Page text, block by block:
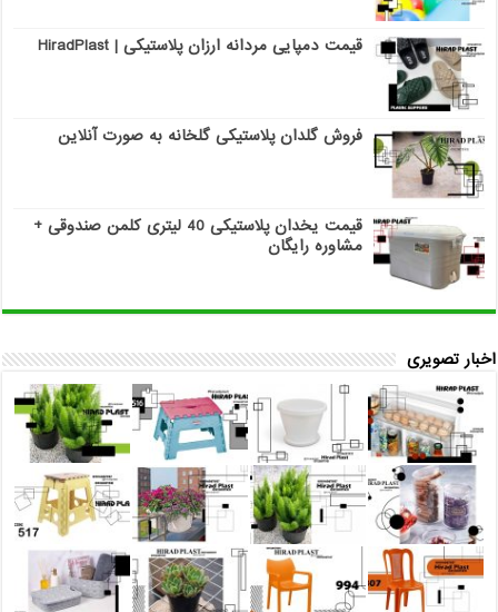
قیمت دمپایی مردانه ارزان پلاستیکی | HiradPlast
فروش گلدان پلاستیکی گلخانه به صورت آنلاین
قیمت یخدان پلاستیکی 40 لیتری کلمن صندوقی +
مشاوره رایگان
اخبار تصویری